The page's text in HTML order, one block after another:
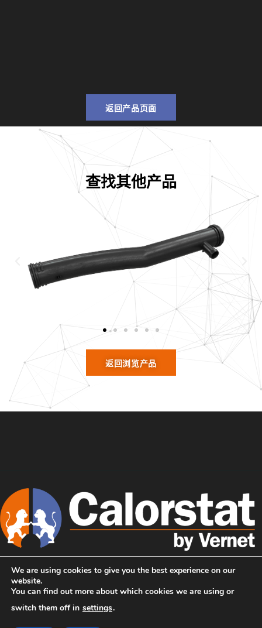
返回产品页面
查找其他产品
返回浏览产品
售后市场解决方案
We are using cookies to give you the best experience on our
website.
You can find out more about which cookies we are using or
switch them off in settings.